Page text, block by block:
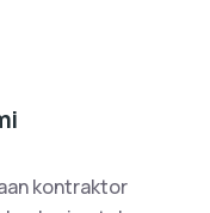
kontraktor